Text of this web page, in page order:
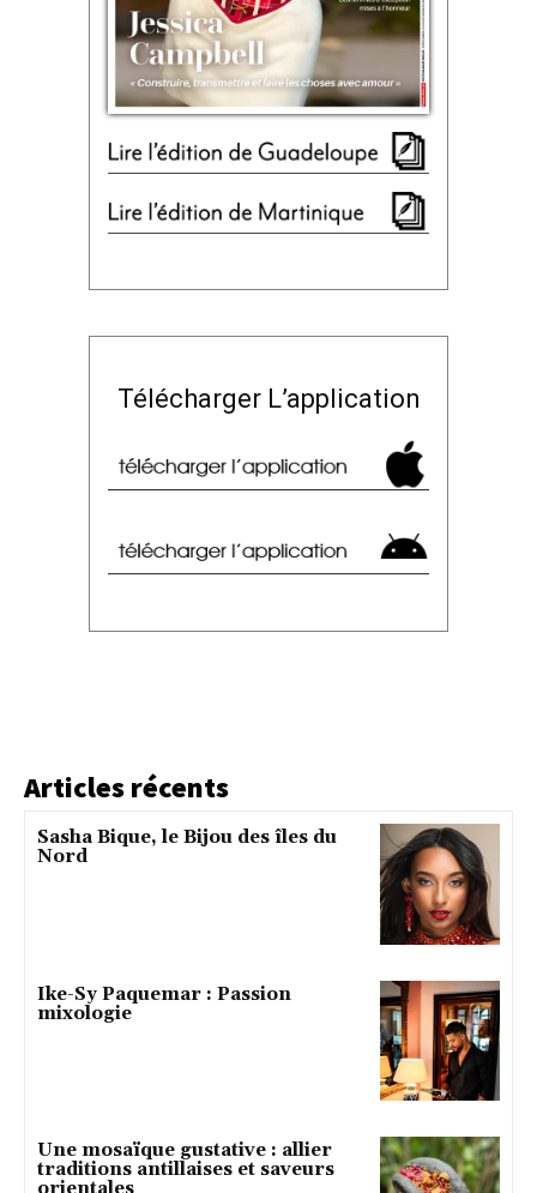
Télécharger L’application
Articles récents
Sasha Bique, le Bijou des îles du
Nord
Ike-Sy Paquemar : Passion
mixologie
Une mosaïque gustative : allier
traditions antillaises et saveurs